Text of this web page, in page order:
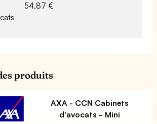
54,87 €
produits
AXA - CCN Cabinets
d'avocats - Mini